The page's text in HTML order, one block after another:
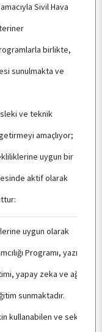
Sivil Hava
birlikte,
sunulmakta ve
ve teknik
amaçlıyor;
uygun bir
aktif olarak
uygun olarak
Programı, yazılım
yapay zeka ve ağ
sunmaktadır.
kullanabilen ve sektörde